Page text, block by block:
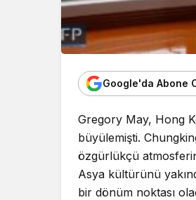
Google'da Abone
Gregory May, Hong
büyülemişti.
özgürlükçü
Asya kültürünü
bir dönüm noktası